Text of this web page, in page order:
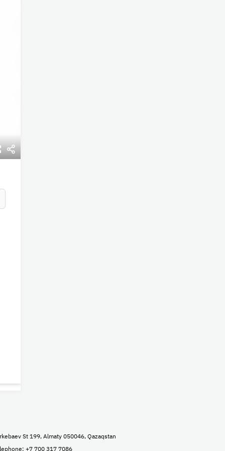
St 199, Almaty 050046, Qazaqstan
+7 700 317 7086